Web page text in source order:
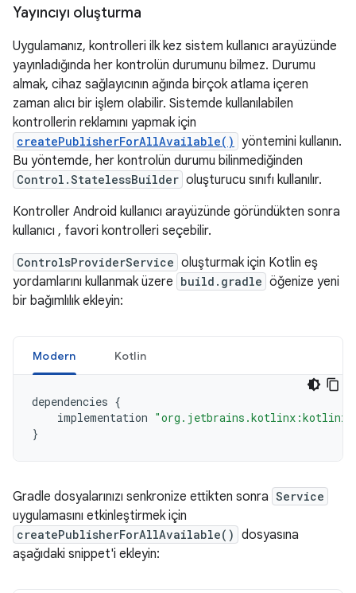
Yayıncıyı oluşturma
Uygulamanız, kontrolleri ilk kez sistem kullanıcı arayüzünde
yayınladığında her kontrolün durumunu bilmez. Durumu
almak, cihaz sağlayıcının ağında birçok atlama içeren
zaman alıcı bir işlem olabilir. Sistemde kullanılabilen
kontrollerin reklamını yapmak için
createPublisherForAllAvailable() yöntemini kullanın.
Bu yöntemde, her kontrolün durumu bilinmediğinden
Control.StatelessBuilder oluşturucu sınıfı kullanılır.
Kontroller Android kullanıcı arayüzünde göründükten sonra
kullanıcı , favori kontrolleri seçebilir.
ControlsProviderService oluşturmak için Kotlin eş
yordamlarını kullanmak üzere build.gradle öğenize yeni
bir bağımlılık ekleyin:
Modern Kotlin
dependencies {
implementation "org.jetbrains.kotlinx:kotlinx-
}
Gradle dosyalarınızı senkronize ettikten sonra Service
uygulamasını etkinleştirmek için
createPublisherForAllAvailable() dosyasına
aşağıdaki snippet'i ekleyin: